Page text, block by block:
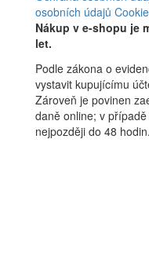
osobních údajů
Nákup v e-shopu je
let.
Podle zákona o
vystavit kupujícímu
Zároveň je povinen
daně online; v
nejpozději do 48 hodin.